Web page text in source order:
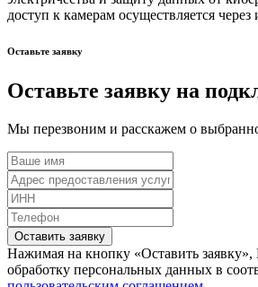
доступ к камерам осуществляется через
Оставьте заявку
Оставьте заявку на
Мы перезвоним и расскажем о
Оставить заявку
Нажимая на кнопку «Оставить заявку»,
обработку персональных данных в